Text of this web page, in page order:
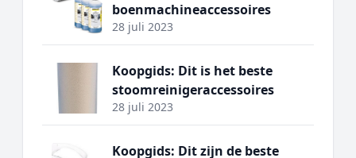
boenmachineaccessoires
28 juli 2023
Koopgids: Dit is het beste
stoomreinigeraccessoires
28 juli 2023
Koopgids: Dit zijn de beste